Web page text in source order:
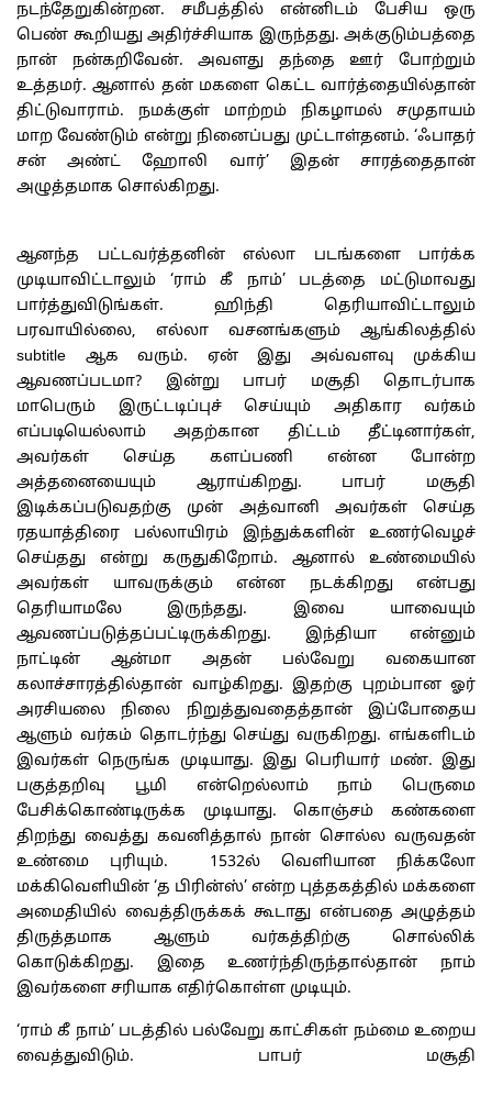
நடந்தேறுகின்றன. சமீபத்தில் என்னிடம் பேசிய ஒரு
பெண் கூறியது அதிர்ச்சியாக இருந்தது. அக்குடும்பத்தை
நான் நன்கறிவேன். அவளது தந்தை ஊர் போற்றும்
உத்தமர். ஆனால் தன் மகளை கெட்ட வார்த்தையில்தான்
திட்டுவாராம். நமக்குள் மாற்றம் நிகழாமல் சமுதாயம்
மாற வேண்டும் என்று நினைப்பது முட்டாள்தனம். ‘ஃபாதர்
சன் அண்ட் ஹோலி வார்’ இதன் சாரத்தைதான்
அழுத்தமாக சொல்கிறது.
ஆனந்த பட்டவர்த்தனின் எல்லா படங்களை பார்க்க
முடியாவிட்டாலும் ‘ராம் கீ நாம்’ படத்தை மட்டுமாவது
பார்த்துவிடுங்கள். ஹிந்தி தெரியாவிட்டாலும்
பரவாயில்லை, எல்லா வசனங்களும் ஆங்கிலத்தில்
subtitle ஆக வரும். ஏன் இது அவ்வளவு முக்கிய
ஆவணப்படமா? இன்று பாபர் மசூதி தொடர்பாக
மாபெரும் இருட்டடிப்புச் செய்யும் அதிகார வர்கம்
எப்படியெல்லாம் அதற்கான திட்டம் தீட்டினார்கள்,
அவர்கள் செய்த களப்பணி என்ன போன்ற
அத்தனையையும் ஆராய்கிறது. பாபர் மசூதி
இடிக்கப்படுவதற்கு முன் அத்வானி அவர்கள் செய்த
ரதயாத்திரை பல்லாயிரம் இந்துக்களின் உணர்வெழச்
செய்தது என்று கருதுகிறோம். ஆனால் உண்மையில்
அவர்கள் யாவருக்கும் என்ன நடக்கிறது என்பது
தெரியாமலே இருந்தது. இவை யாவையும்
ஆவணப்படுத்தப்பட்டிருக்கிறது. இந்தியா என்னும்
நாட்டின் ஆன்மா அதன் பல்வேறு வகையான
கலாச்சாரத்தில்தான் வாழ்கிறது. இதற்கு புறம்பான ஓர்
அரசியலை நிலை நிறுத்துவதைத்தான் இப்போதைய
ஆளும் வர்கம் தொடர்ந்து செய்து வருகிறது. எங்களிடம்
இவர்கள் நெருங்க முடியாது. இது பெரியார் மண். இது
பகுத்தறிவு பூமி என்றெல்லாம் நாம் பெருமை
பேசிக்கொண்டிருக்க முடியாது. கொஞ்சம் கண்களை
திறந்து வைத்து கவனித்தால் நான் சொல்ல வருவதன்
உண்மை புரியும். 1532ல் வெளியான நிக்கலோ
மக்கிவெளியின் ‘த பிரின்ஸ்’ என்ற புத்தகத்தில் மக்களை
அமைதியில் வைத்திருக்கக் கூடாது என்பதை அழுத்தம்
திருத்தமாக ஆளும் வர்கத்திற்கு சொல்லிக்
கொடுக்கிறது. இதை உணர்ந்திருந்தால்தான் நாம்
இவர்களை சரியாக எதிர்கொள்ள முடியும்.
‘ராம் கீ நாம்’ படத்தில் பல்வேறு காட்சிகள் நம்மை உறைய
வைத்துவிடும். பாபர் மசூதி